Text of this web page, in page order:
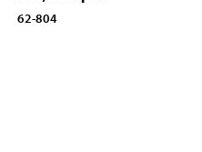
62-804